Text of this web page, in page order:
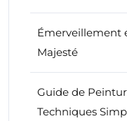
Émerveillement
Majesté
Guide de
Techniques